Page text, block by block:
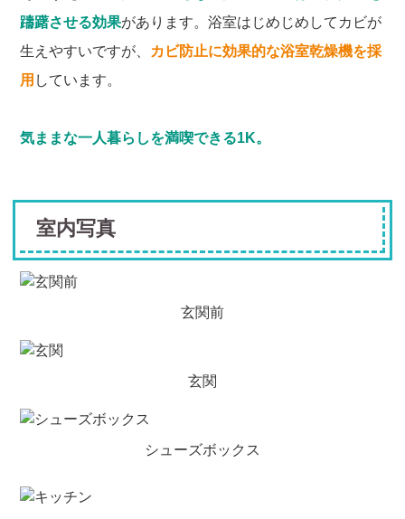
躊躇させる効果があります。浴室はじめじめしてカビが
生えやすいですが、 カビ防止に効果的な浴室乾燥機を採
用 しています。
気ままな一人暮らしを満喫できる1K。
室内写真
玄関前
玄関
シューズボックス